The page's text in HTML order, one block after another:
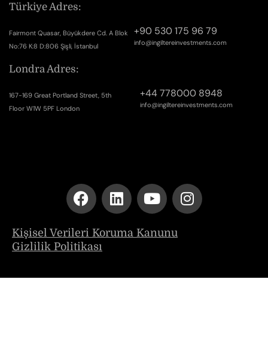
Türkiye Adres:
Fairmont Quasar, Büyükdere Cd. A Blok
No:76 K:8 D:806 Şişli, İstanbul
+90 530 175 96 79
info@ingiltereinvestments.com
Londra Adres:
167-169 Great Portland Street, 5th
Floor W1W 5PF London
+44 778000 8948
info@ingiltereinvestments.com
Kişisel Verileri Koruma Kanunu
Gizlilik Politikası